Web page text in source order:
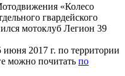
«Колесо
гвардейского
мотоклуб Легион 39
2017 г. по территории
можно почитатьпо